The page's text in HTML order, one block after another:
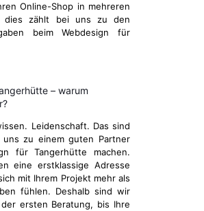
Online-Shop in mehreren
dies zählt bei uns zu den
beim Webdesign für
– warum
Leidenschaft. Das sind
zu einem guten Partner
für Tangerhütte machen.
eine erstklassige Adresse
mit Ihrem Projekt mehr als
fühlen. Deshalb sind wir
ersten Beratung, bis Ihre